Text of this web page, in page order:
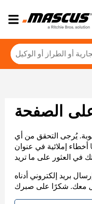
على الصفحة
يُرجى التحقق من أي
أخطاء إملائية في عنوان URL، أو عرض خريطة الموقع
بريد إلكتروني أدناه